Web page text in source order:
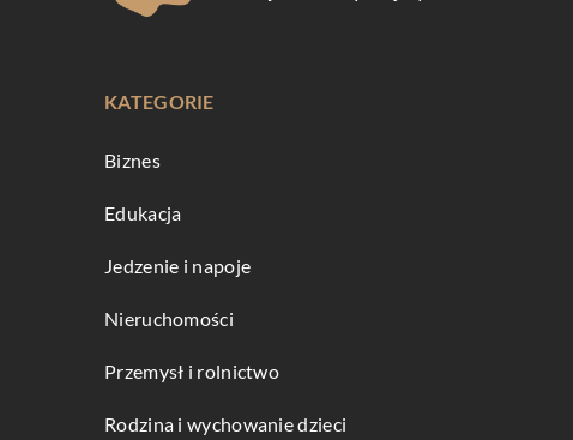
KATEGORIE
Biznes
Edukacja
Jedzenie i napoje
Nieruchomości
Przemysł i rolnictwo
Rodzina i wychowanie dzieci